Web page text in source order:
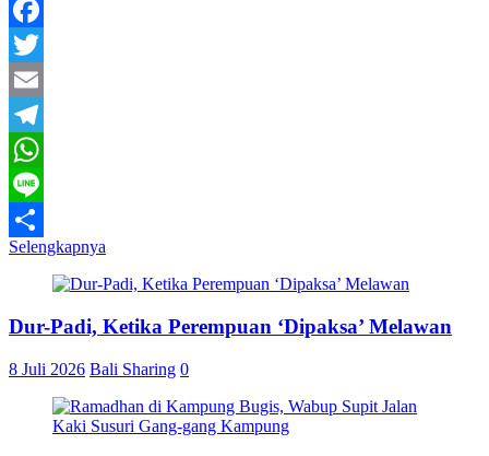
Facebook
Twitter
Email
Telegram
WhatsApp
Line
Share
Selengkapnya
Dur-Padi, Ketika Perempuan ‘Dipaksa’ Melawan
8 Juli 2026 Bali Sharing 0